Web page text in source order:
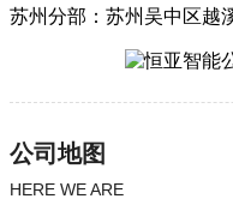
苏州分部：苏州吴中区越
公司地图
HERE WE ARE